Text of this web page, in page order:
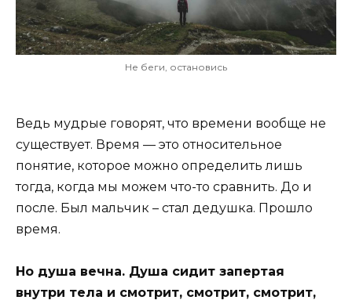
Не беги, остановись
Ведь мудрые говорят, что времени вообще не
существует. Время — это относительное
понятие, которое можно определить лишь
тогда, когда мы можем что-то сравнить. До и
после. Был мальчик – стал дедушка. Прошло
время.
Но душа вечна. Душа сидит запертая
внутри тела и смотрит, смотрит, смотрит,